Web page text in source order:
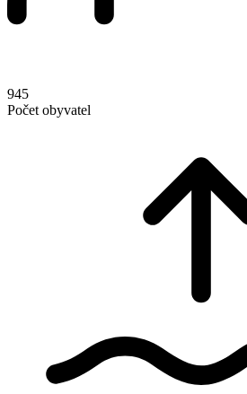
945
Počet obyvatel